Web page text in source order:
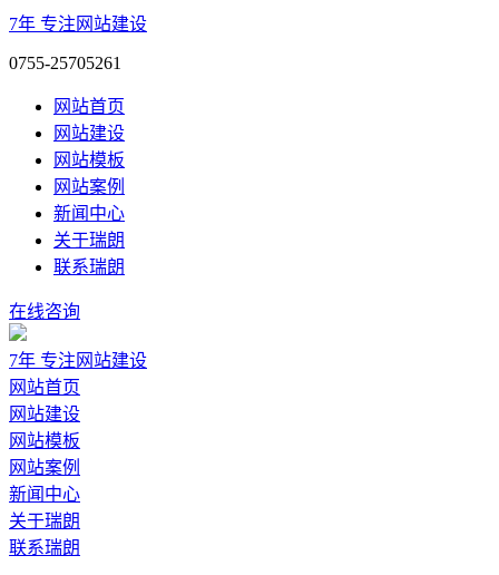
7年 专注网站建设
0755-25705261
网站首页
网站建设
网站模板
网站案例
新闻中心
关于瑞朗
联系瑞朗
在线咨询
7年 专注网站建设
网站首页
网站建设
网站模板
网站案例
新闻中心
关于瑞朗
联系瑞朗